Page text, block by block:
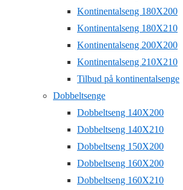
Kontinentalseng 180X200
Kontinentalseng 180X210
Kontinentalseng 200X200
Kontinentalseng 210X210
Tilbud på kontinentalsenge
Dobbeltsenge
Dobbeltseng 140X200
Dobbeltseng 140X210
Dobbeltseng 150X200
Dobbeltseng 160X200
Dobbeltseng 160X210